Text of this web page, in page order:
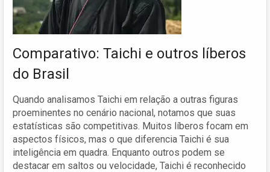
Comparativo: Taichi e outros líberos
do Brasil
Quando analisamos Taichi em relação a outras figuras
proeminentes no cenário nacional, notamos que suas
estatísticas são competitivas. Muitos líberos focam em
aspectos físicos, mas o que diferencia Taichi é sua
inteligência em quadra. Enquanto outros podem se
destacar em saltos ou velocidade, Taichi é reconhecido